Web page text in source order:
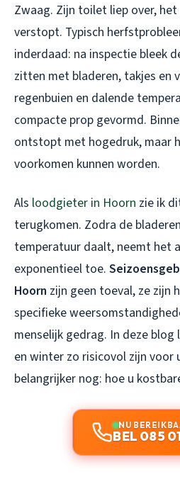
Zwaag. Zijn toilet liep over, het
verstopt. Typisch
inderdaad: na inspectie bleek
zitten met bladeren, takjes en
regenbuien en dalende
compacte prop gevormd.
ontstopt met hogedruk, maar
voorkomen kunnen worden.
Als loodgieter in Hoorn zie ik
terugkomen. Zodra de
temperatuur daalt, neemt het
exponentieel toe.
Hoorn zijn geen toeval, ze zijn
specifieke
menselijk gedrag. In deze
en winter zo risicovol zijn voor
belangrijker nog: hoe u
NU
BEL 085